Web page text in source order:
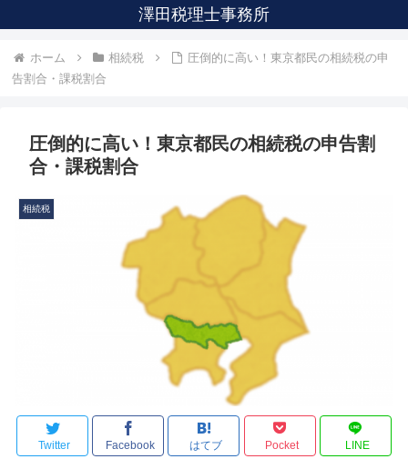
澤田税理士事務所
ホーム 相続税
圧倒的に高い！東京都民の相続税の申
告割合・課税割合
圧倒的に高い！東京都民の相続税の申告割
合・課税割合
相続税
Twitter Facebook はてブ Pocket LINE